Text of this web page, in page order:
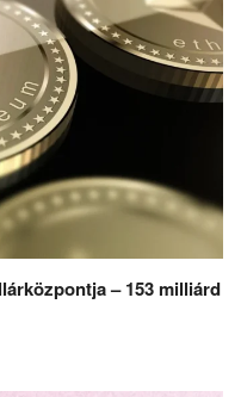
– 153 milliárd